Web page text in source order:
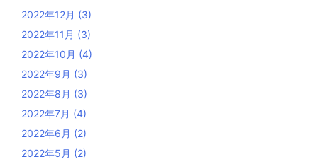
2022年12月 (3)
2022年11月 (3)
2022年10月 (4)
2022年9月 (3)
2022年8月 (3)
2022年7月 (4)
2022年6月 (2)
2022年5月 (2)